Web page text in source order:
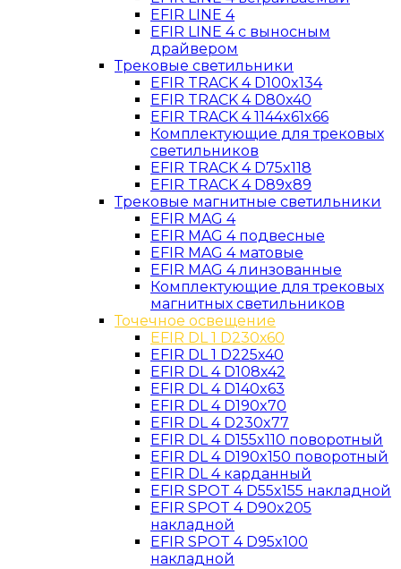
EFIR LINE 4
EFIR LINE 4 с выносным
драйвером
Трековые светильники
EFIR TRACK 4 D100x134
EFIR TRACK 4 D80x40
EFIR TRACK 4 1144x61x66
Комплектующие для трековых
светильников
EFIR TRACK 4 D75x118
EFIR TRACK 4 D89x89
Трековые магнитные светильники
EFIR MAG 4
EFIR MAG 4 подвесные
EFIR MAG 4 матовые
EFIR MAG 4 линзованные
Комплектующие для трековых
магнитных светильников
Точечное освещение
EFIR DL 1 D230х60
EFIR DL 1 D225x40
EFIR DL 4 D108x42
EFIR DL 4 D140x63
EFIR DL 4 D190x70
EFIR DL 4 D230x77
EFIR DL 4 D155x110 поворотный
EFIR DL 4 D190x150 поворотный
EFIR DL 4 карданный
EFIR SPOT 4 D55x155 накладной
EFIR SPOT 4 D90x205
накладной
EFIR SPOT 4 D95x100
накладной